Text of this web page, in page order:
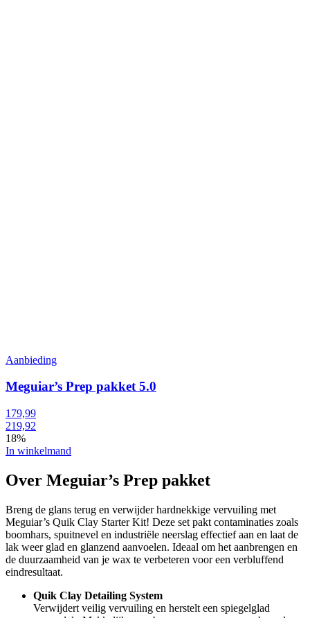
Aanbieding
Meguiar’s Prep pakket 5.0
179,99
219,92
18%
In winkelmand
Over Meguiar’s Prep pakket
Breng de glans terug en verwijder hardnekkige vervuiling met
Meguiar’s Quik Clay Starter Kit! Deze set pakt contaminaties zoals
boomhars, spuitnevel en industriële neerslag effectief aan en laat de
lak weer glad en glanzend aanvoelen. Ideaal om het aanbrengen en
de duurzaamheid van je wax te verbeteren voor een verbluffend
eindresultaat.
Quik Clay Detailing System
Verwijdert veilig vervuiling en herstelt een spiegelglad